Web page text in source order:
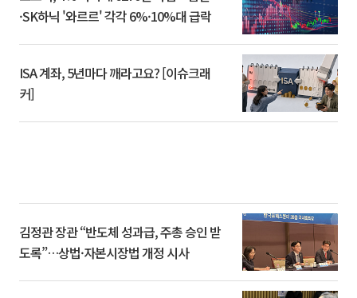
·SK하닉 '와르르' 각각 6%·10%대 급락
ISA 계좌, 5년마다 깨라고요? [이슈크래
커]
김정관 장관 “반도체 성과급, 주총 승인 받
도록”…상법·자본시장법 개정 시사